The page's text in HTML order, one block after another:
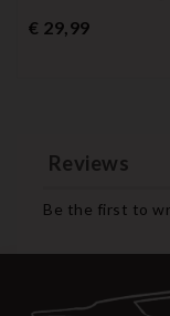
€ 29,99Prijs
Reviews
Be the first to